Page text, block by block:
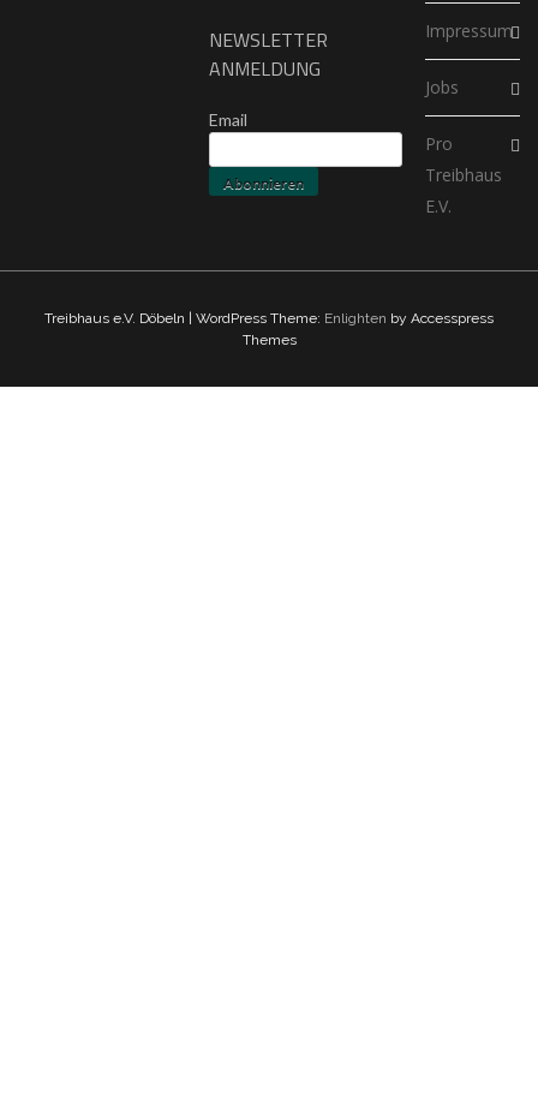
NEWSLETTER
ANMELDUNG
Email
Impressum
Jobs
Pro
Treibhaus
E.V.
Treibhaus e.V. Döbeln | WordPress Theme: Enlighten by Accesspress
Themes